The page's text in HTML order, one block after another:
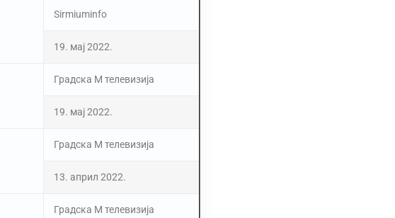
Sirmiuminfo
19. мај 2022.
Градска М телевизија
19. мај 2022.
Градска М телевизија
13. април 2022.
Градска М телевизија